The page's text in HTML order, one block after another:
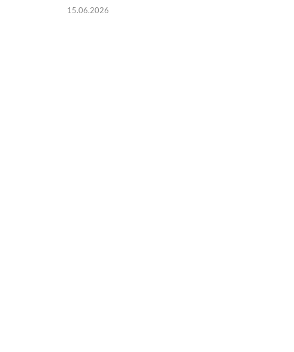
15.06.2026